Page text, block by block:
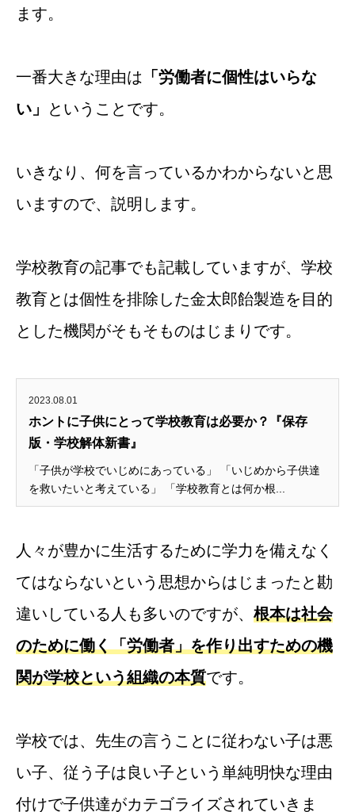
ます。
一番大きな理由は 「労働者に個性はいらな
い」
ということです。
いきなり、何を言っているかわからないと思
いますので、説明します。
学校教育の記事でも記載していますが、学校
教育とは個性を排除した金太郎飴製造を目的
とした機関がそもそものはじまりです。
2023.08.01
ホントに子供にとって学校教育は必要か？『保存
版・学校解体新書』
「子供が学校でいじめにあっている」 「いじめから子供達
を救いたいと考えている」 「学校教育とは何か根...
人々が豊かに生活するために学力を備えなく
てはならないという思想からはじまったと勘
違いしている人も多いのですが、 根本は社会
のために働く「労働者」を作り出すための機
関が学校という組織の本質です。
学校では、先生の言うことに従わない子は悪
い子、従う子は良い子という単純明快な理由
付けで子供達がカテゴライズされていきま